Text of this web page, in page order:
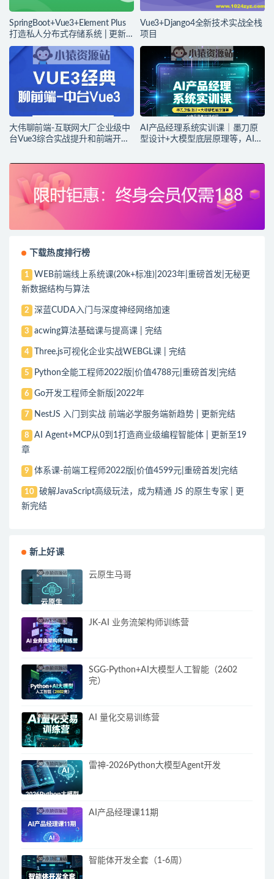
SpringBoot+Vue3+Element Plus
打造私人分布式存储系统 | 更新
完结
Vue3+Django4全新技术实战全栈
项目
大伟聊前端-互联网大厂企业级中
台Vue3综合实战提升和前端开发
AI产品经理系统实训课｜墨刀原
型设计+大模型底层原理等，AI产
下载热度排行榜
1
WEB前端线上系统课(20k+标准)|2023年|重磅首发|无秘更
新数据结构与算法
2 深蓝CUDA入门与深度神经网络加速
3 acwing算法基础课与提高课 | 完结
4 Three.js可视化企业实战WEBGL课 | 完结
5 Python全能工程师2022版|价值4788元|重磅首发|完结
6 Go开发工程师全新版|2022年
7 NestJS 入门到实战 前端必学服务端新趋势 | 更新完结
8
AI Agent+MCP从0到1打造商业级编程智能体 | 更新至19
章
9 体系课-前端工程师2022版|价值4599元|重磅首发|完结
10
破解JavaScript高级玩法，成为精通 JS 的原生专家 | 更
新完结
新上好课
云原生马哥
JK-AI 业务流架构师训练营
SGG-Python+AI大模型人工智能（2602
完）
AI 量化交易训练营
雷神-2026Python大模型Agent开发
AI产品经理课11期
智能体开发全套（1-6周）